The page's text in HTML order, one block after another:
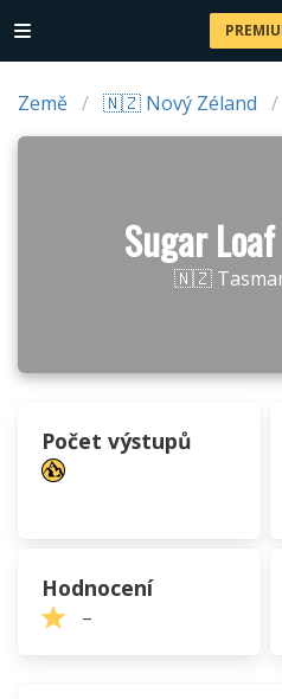
Země 🇳🇿 Nový Zéland
Sugar
🇳🇿
Počet výstupů
Hodnocení
–